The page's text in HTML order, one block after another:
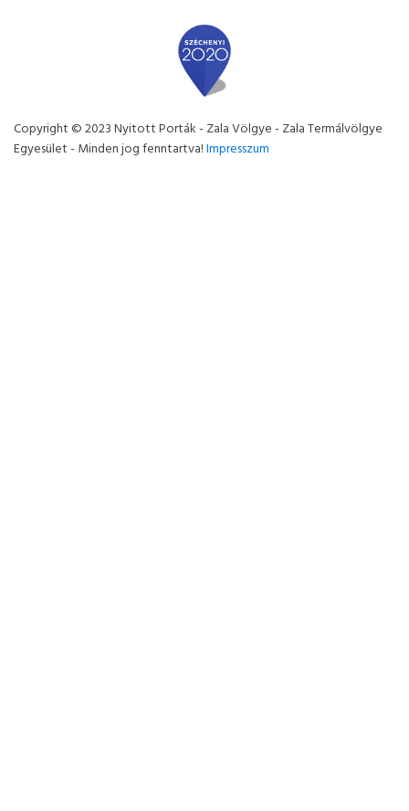
Copyright © 2023 Nyitott Porták - Zala Völgye - Zala Termálvölgye
Egyesület - Minden jog fenntartva!Impresszum